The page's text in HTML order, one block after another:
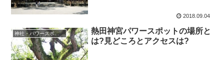
2018.09.04
神社・パワースポット
熱田神宮パワースポットの場所と
は?見どころとアクセスは?